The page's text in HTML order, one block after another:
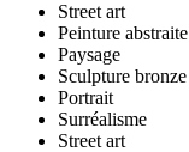
Street art
Peinture abstraite
Paysage
Sculpture bronze
Portrait
Surréalisme
Street art